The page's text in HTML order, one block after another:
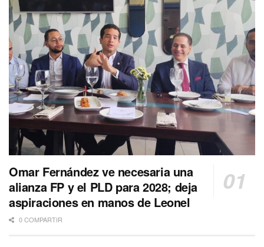
Omar Fernández ve necesaria una
alianza FP y el PLD para 2028; deja
aspiraciones en manos de Leonel
0 COMPARTIR